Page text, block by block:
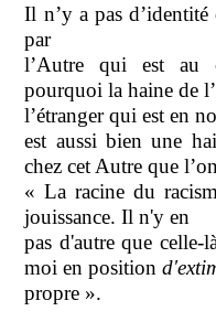
Il n’y a pas
par
l’Autre qui est au
pourquoi la haine de
l’étranger qui est en
est aussi bien une
chez cet Autre que
« La racine du
jouissance. Il n'y en
pas d'autre que
moi en position
propre ».